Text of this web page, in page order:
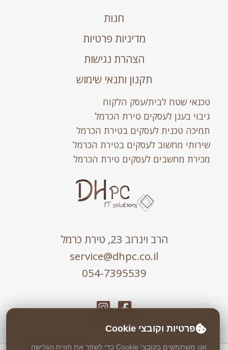
חנות
מדיניות פרטיות
הצהרת נגישות
תקנון ותנאי שימוש
טכנאי שטח לבית/עסק הלקוח
גיבוי בענן לעסקים טירת הכרמל
תמיכה טכנית לעסקים בטירת הכרמל
שירותי מחשוב לעסקים בטירת הכרמל
מכירת מחשבים לעסקים טירת הכרמל
הרב וינרוב 23, טירת כרמל
service@dhpc.co.il
054-7395539
פרטיות וקובצי Cookie
אנו משתמשים בקובצי Cookie כדי לשפר את חווית הגלישה